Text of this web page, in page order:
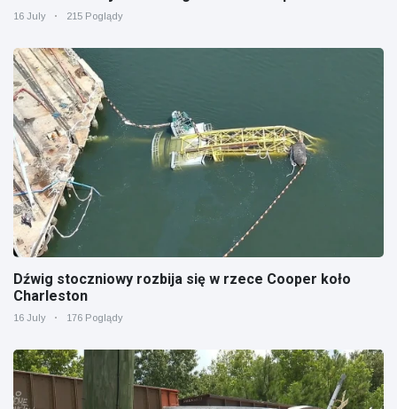
16 July 215 Poglądy
Dźwig stoczniowy rozbija się w rzece Cooper koło
Charleston
16 July 176 Poglądy